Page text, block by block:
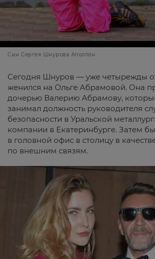
Сын Сергея Шнурова Аполлон
Сегодня Шнуров — уже четырежды
женился на Ольге Абрамовой. Она
дочерью Валерию Абрамову,
занимал должность руководителя
безопасности в Уральской
компании в Екатеринбурге. Затем
в головной офис в столицу в
по внешним связям.